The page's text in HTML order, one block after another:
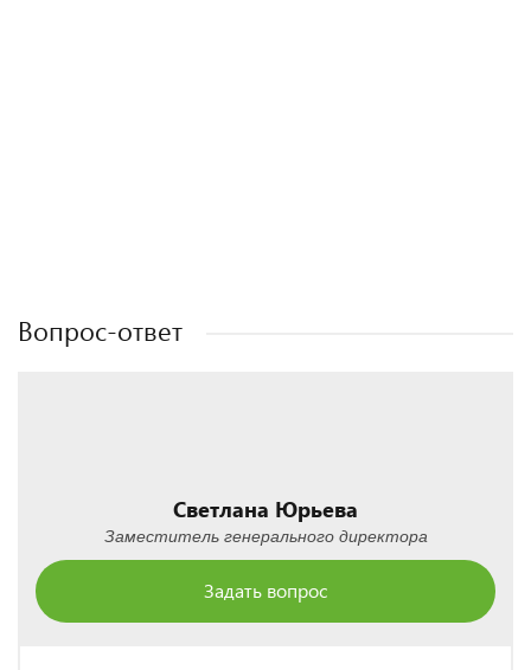
Вопрос-ответ
Светлана Юрьева
Заместитель генерального директора
Задать вопрос